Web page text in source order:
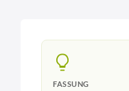
FASSUNG